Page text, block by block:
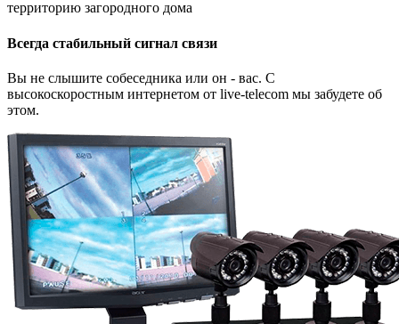
территорию загородного дома
Всегда стабильный сигнал связи
Вы не слышите собеседника или он - вас. С
высокоскоростным интернетом от live-telecom мы забудете об
этом.